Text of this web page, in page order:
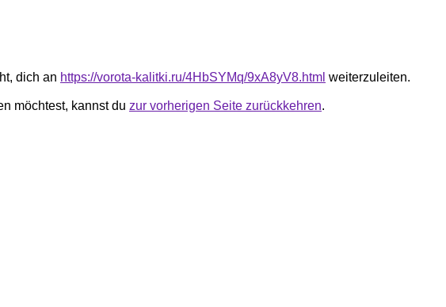
dich an https://vorota-kalitki.ru/4HbSYMq/9xA8yV8.html weiterzuleiten.
möchtest, kannst du zur vorherigen Seite zurückkehren.